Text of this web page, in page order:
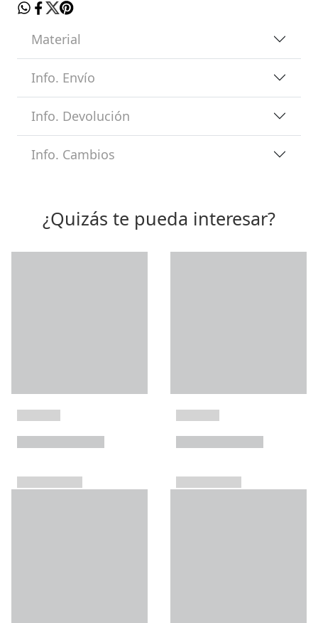
Material
Info. Envío
Info. Devolución
Info. Cambios
¿Quizás te pueda interesar?